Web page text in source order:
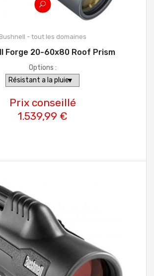
Bushnell - tout les domaines
Forge 20-60x80 Roof Prism
Options :
Prix conseillé
1.539,99 €